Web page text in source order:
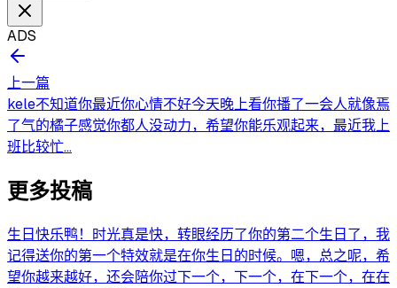
ADS
上一篇
kele不知道你最近你心情不好今天晚上看你播了一会人就像焉
了气的橘子感觉你都人没动力，希望你能乐观起来，最近我上
班比较忙...
更多投稿
生日快乐鸭！时光真是快，转眼经历了你的第二个生日了，我
记得送你的第一个特效就是在你生日的时候。嗯，总之呢，希
望你越来越好，还会陪你过下一个，下一个，在下一个，在在